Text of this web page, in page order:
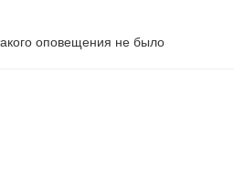
оповещения не было